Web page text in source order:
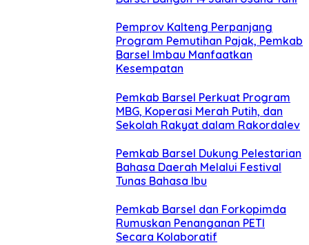
Pemprov Kalteng Perpanjang
Program Pemutihan Pajak, Pemkab
Barsel Imbau Manfaatkan
Kesempatan
Pemkab Barsel Perkuat Program
MBG, Koperasi Merah Putih, dan
Sekolah Rakyat dalam Rakordalev
Pemkab Barsel Dukung Pelestarian
Bahasa Daerah Melalui Festival
Tunas Bahasa Ibu
Pemkab Barsel dan Forkopimda
Rumuskan Penanganan PETI
Secara Kolaboratif